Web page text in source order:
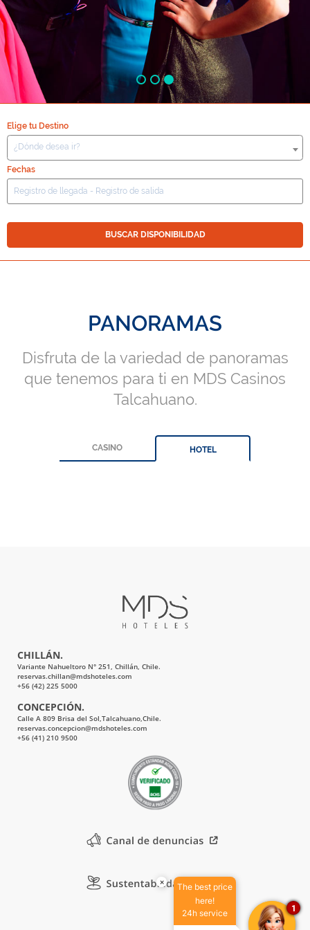
Elige tu Destino
¿Dónde desea ir?
Fechas
BUSCAR DISPONIBILIDAD
PANORAMAS
Disfruta de la variedad de panoramas
que tenemos para ti en MDS Casinos
Talcahuano.
CASINO HOTEL
CHILLÁN.
Variante Nahueltoro N° 251, Chillán, Chile.
reservas.chillan@mdshoteles.com
+56 (42) 225 5000
CONCEPCIÓN.
Calle A 809 Brisa del Sol,Talcahuano,Chile.
reservas.concepcion@mdshoteles.com
+56 (41) 210 9500
×
The best price
here!
24h service
1